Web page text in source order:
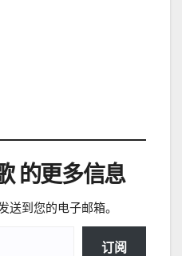
的更多信息
送到您的电子邮箱。
订阅